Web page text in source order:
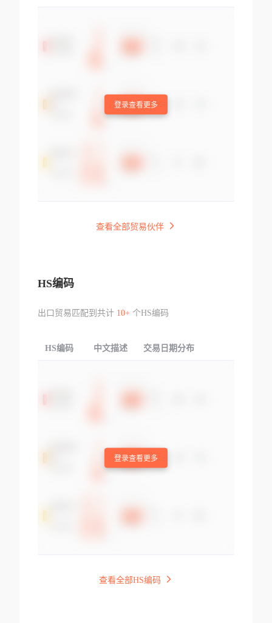
登录查看更多
查看全部贸易伙伴
HS编码
出口贸易匹配到共计 10+个HS编码
HS编码 中文描述 交易日期分布
登录查看更多
查看全部HS编码